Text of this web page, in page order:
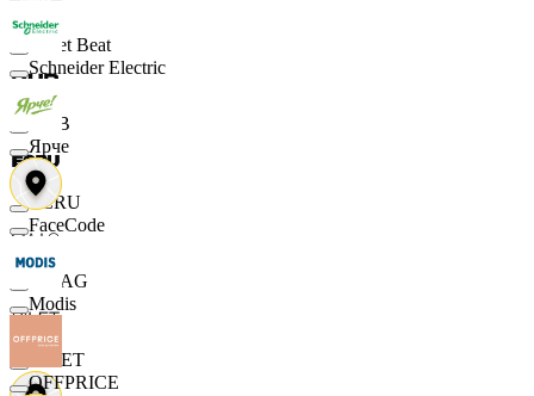
Street Beat
DUB
ECRU
MAAG
VILET
Schneider Electric
Ярче
FaceCode
Modis
OFFPRICE